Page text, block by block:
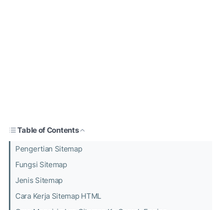
Table of Contents
Pengertian Sitemap
Fungsi Sitemap
Jenis Sitemap
Cara Kerja Sitemap HTML